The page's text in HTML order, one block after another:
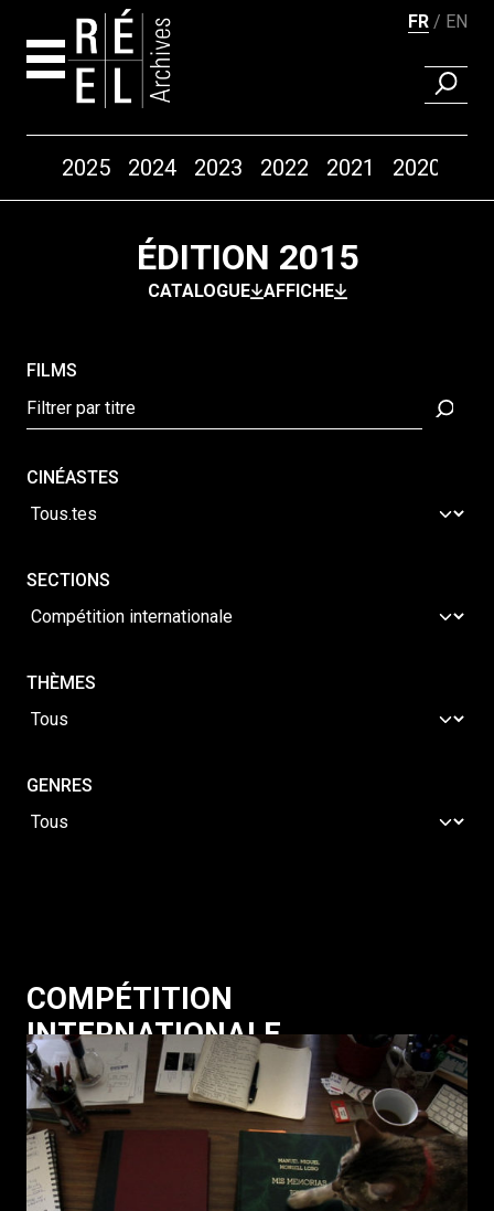
FR EN
Années2025 2024 2023 2022 2021 2020
ÉDITION 2015
CATALOGUE AFFICHE
FILMS
CINÉASTES
SECTIONS
THÈMES
GENRES
COMPÉTITION
INTERNATIONALE